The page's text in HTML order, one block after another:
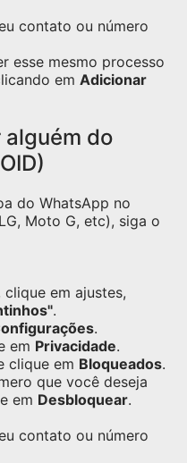
contato ou número
esse mesmo processo
em Adicionar
do
do WhatsApp no
Moto G, etc), siga o
em ajustes,
.
.
em Privacidade.
clique em Bloqueados.
que você deseja
em Desbloquear.
contato ou número